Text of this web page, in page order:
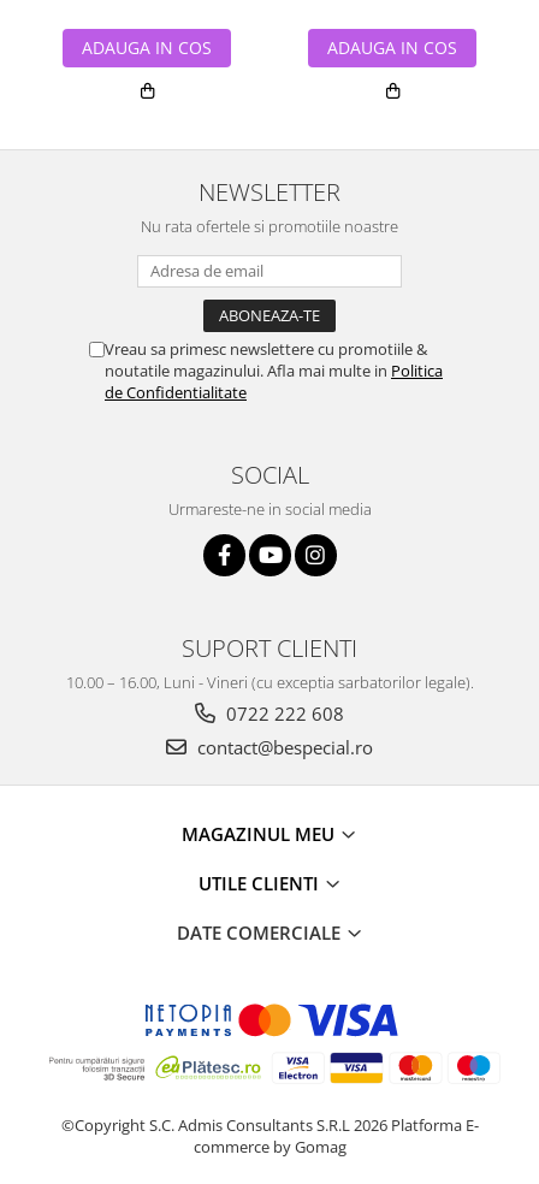
ADAUGA IN COS ADAUGA IN COS
NEWSLETTER
Nu rata ofertele si promotiile noastre
Vreau sa primesc newslettere cu promotiile &
noutatile magazinului. Afla mai multe in Politica
de Confidentialitate
SOCIAL
Urmareste-ne in social media
SUPORT CLIENTI
10.00 – 16.00, Luni - Vineri (cu exceptia sarbatorilor legale).
0722 222 608
contact@bespecial.ro
MAGAZINUL MEU
UTILE CLIENTI
DATE COMERCIALE
©Copyright S.C. Admis Consultants S.R.L 2026 Platforma E-
commerce by Gomag